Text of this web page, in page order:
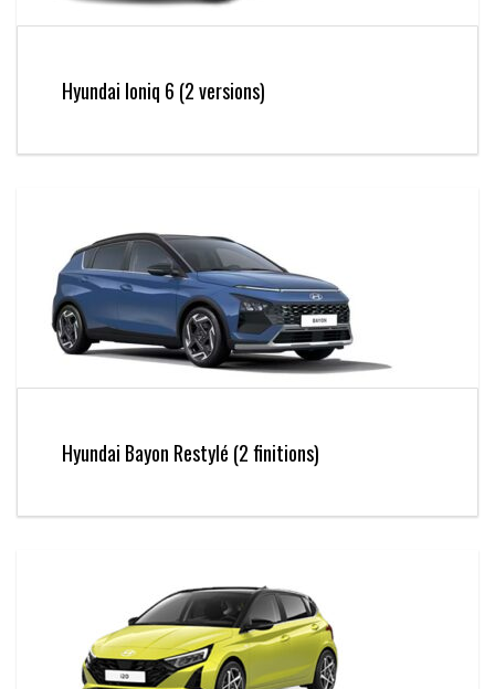
Hyundai Ioniq 6 (2 versions)
Hyundai Bayon Restylé (2 finitions)